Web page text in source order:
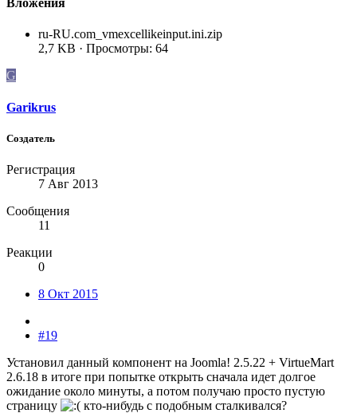
Вложения
ru-RU.com_vmexcellikeinput.ini.zip
2,7 KB · Просмотры: 64
G
Garikrus
Создатель
Регистрация
7 Авг 2013
Сообщения
11
Реакции
0
8 Окт 2015
#19
Установил данный компонент на Joomla! 2.5.22 + VirtueMart
2.6.18 в итоге при попытке открыть сначала идет долгое
ожидание около минуты, а потом получаю просто пустую
страницу
кто-нибудь с подобным сталкивался?